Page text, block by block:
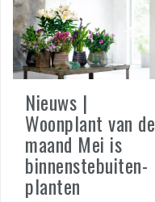
Nieuws |
Woonplant van de
maand Mei is
binnenstebuiten-
planten